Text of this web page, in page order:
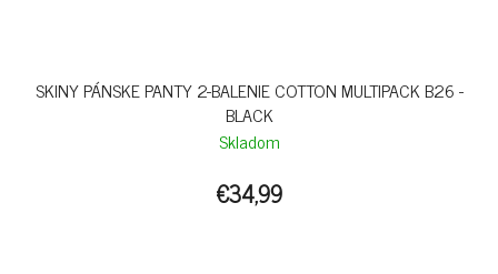
SKINY PÁNSKE PANTY 2-BALENIE COTTON MULTIPACK B26 -
BLACK
Skladom
€34,99